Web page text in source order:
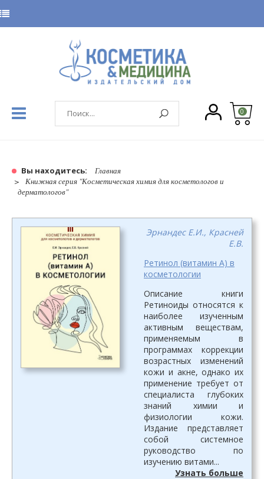
0
Вы находитесь:
Главная
Книжная серия "Косметическая химия для косметологов и
дерматологов"
Эрнандес Е.И., Красней
Е.В.
Ретинол (витамин А) в
косметологии
Описание книги
Ретиноиды относятся к
наиболее изученным
активным веществам,
применяемым в
программах коррекции
возрастных изменений
кожи и акне, однако их
применение требует от
специалиста глубоких
знаний химии и
физиологии кожи.
Издание представляет
собой системное
руководство по
изучению витами...
Узнать больше